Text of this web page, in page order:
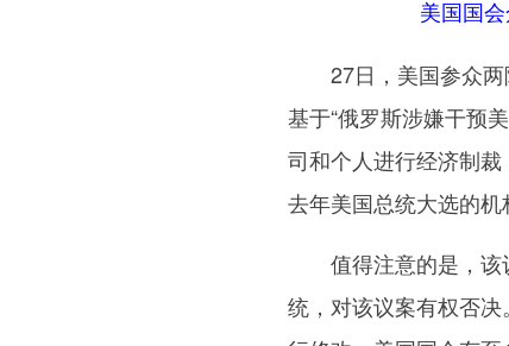
美国国
27日，美国参众两
基于“俄罗斯涉嫌干预
司和个人进行经济制
去年美国总统大选的机
值得注意的是，该
统，对该议案有权否